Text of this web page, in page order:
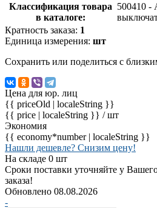
Классификация товара
в каталоге:
500410 -
Кратность заказа: 1
Единица измерения: шт
Сохранить или поделиться с
Цена для юр. лиц
{{ priceOld | localeString }}
{{ price | localeString }} / шт
Экономия
{{ economy*number | localeString }}
Нашли дешевле? Снизим цену!
На складе 0 шт
Сроки поставки уточняйте у
заказа!
Обновлено 08.08.2026
-